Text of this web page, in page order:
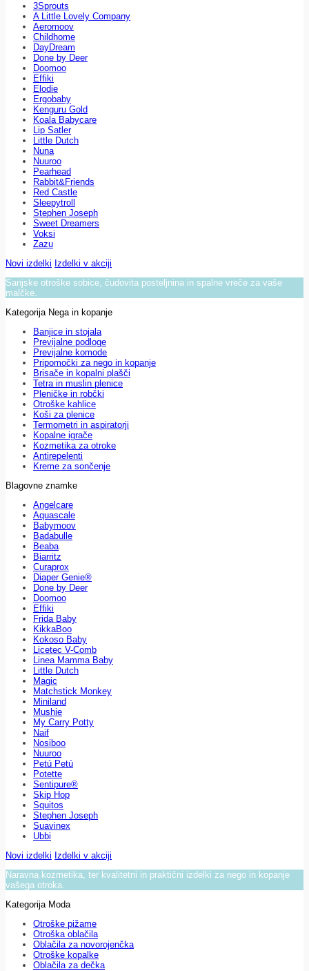
3Sprouts
A Little Lovely Company
Aeromoov
Childhome
DayDream
Done by Deer
Doomoo
Effiki
Elodie
Ergobaby
Kenguru Gold
Koala Babycare
Lip Satler
Little Dutch
Nuna
Nuuroo
Pearhead
Rabbit&Friends
Red Castle
Sleepytroll
Stephen Joseph
Sweet Dreamers
Voksi
Zazu
Novi izdelki Izdelki v akciji
Sanjske otroške sobice, čudovita posteljnina in spalne vreče za vaše
malčke.
Kategorija Nega in kopanje
Banjice in stojala
Previjalne podloge
Previjalne komode
Pripomočki za nego in kopanje
Brisače in kopalni plašči
Tetra in muslin plenice
Pleničke in robčki
Otroške kahlice
Koši za plenice
Termometri in aspiratorji
Kopalne igrače
Kozmetika za otroke
Antirepelenti
Kreme za sončenje
Blagovne znamke
Angelcare
Aquascale
Babymoov
Badabulle
Beaba
Biarritz
Curaprox
Diaper Genie®
Done by Deer
Doomoo
Effiki
Frida Baby
KikkaBoo
Kokoso Baby
Licetec V-Comb
Linea Mamma Baby
Little Dutch
Magic
Matchstick Monkey
Miniland
Mushie
My Carry Potty
Naif
Nosiboo
Nuuroo
Petú Petú
Potette
Sentipure®
Skip Hop
Squitos
Stephen Joseph
Suavinex
Ubbi
Novi izdelki Izdelki v akciji
Naravna kozmetika, ter kvalitetni in praktični izdelki za nego in kopanje
vašega otroka.
Kategorija Moda
Otroške pižame
Otroška oblačila
Oblačila za novorojenčka
Otroške kopalke
Oblačila za dečka